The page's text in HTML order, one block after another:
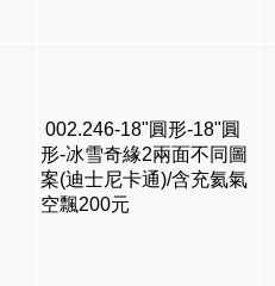
002.246-18"圓形-18"圓
形-冰雪奇緣2兩面不同圖
案(迪士尼卡通)/含充氦氣
空飄200元